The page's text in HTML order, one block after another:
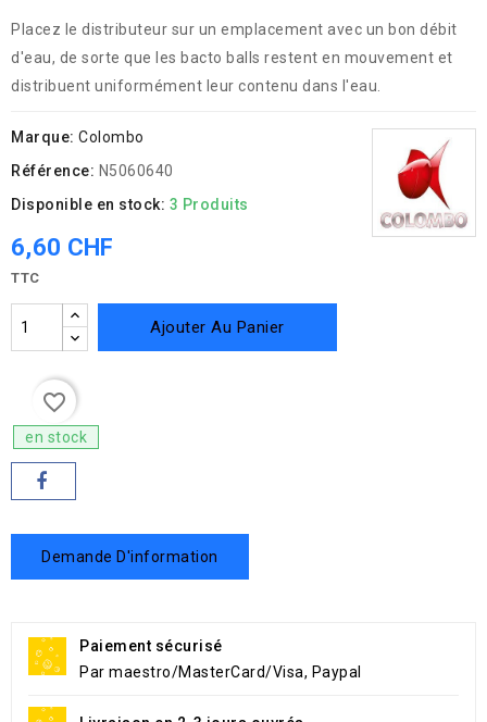
Placez le distributeur sur un emplacement avec un bon débit
d'eau, de sorte que les bacto balls restent en mouvement et
distribuent uniformément leur contenu dans l'eau.
Marque: Colombo
Référence: N5060640
Disponible en stock: 3 Produits
6,60 CHF
TTC
Ajouter Au Panier
favorite_border
en stock
Demande D'information
Paiement sécurisé
Par maestro/MasterCard/Visa, Paypal